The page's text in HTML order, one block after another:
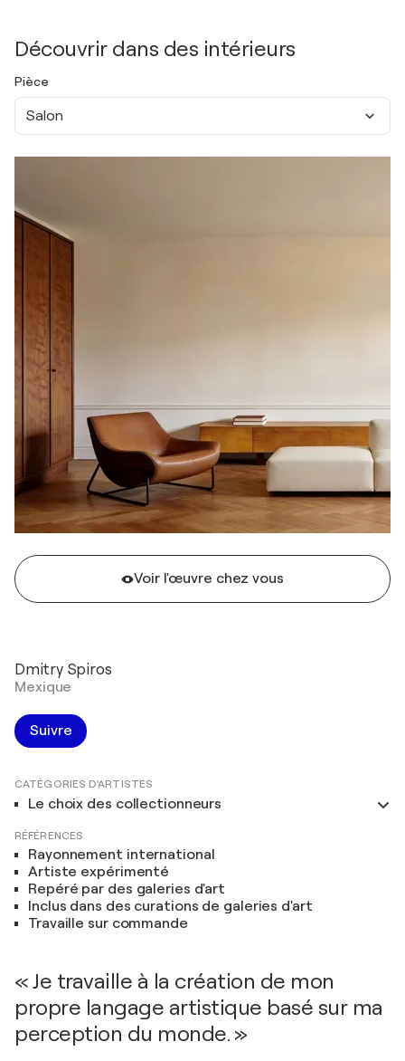
Découvrir dans des intérieurs
Pièce
Salon
Voir l'œuvre chez vous
Dmitry Spiros
Mexique
Suivre
CATÉGORIES D'ARTISTES
Le choix des collectionneurs
RÉFÉRENCES
Rayonnement international
Artiste expérimenté
Repéré par des galeries d'art
Inclus dans des curations de galeries d'art
Travaille sur commande
« Je travaille à la création de mon
propre langage artistique basé sur ma
perception du monde. »